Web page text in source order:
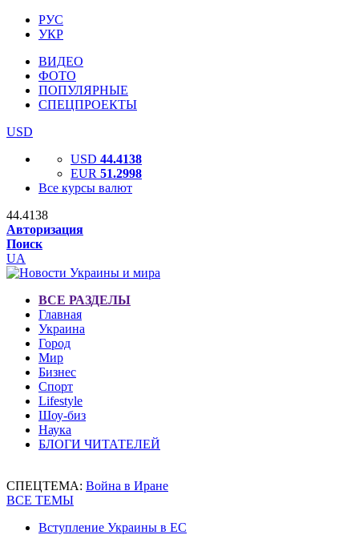
РУС
УКР
ВИДЕО
ФОТО
ПОПУЛЯРНЫЕ
СПЕЦПРОЕКТЫ
USD
USD 44.4138
EUR 51.2998
Все курсы валют
44.4138
Авторизация
Поиск
UA
ВСЕ РАЗДЕЛЫ
Главная
Украина
Город
Мир
Бизнес
Спорт
Lifestyle
Шоу-биз
Наука
БЛОГИ ЧИТАТЕЛЕЙ
СПЕЦТЕМА: Война в Иране
ВСЕ ТЕМЫ
Вступление Украины в ЕС